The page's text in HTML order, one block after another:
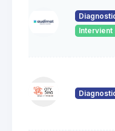
Intervient